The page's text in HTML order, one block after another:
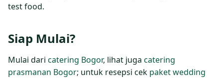
test food.
Siap Mulai?
Mulai dari catering Bogor, lihat juga catering
prasmanan Bogor; untuk resepsi cek paket wedding